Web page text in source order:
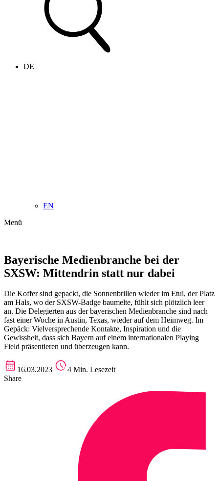
DE
EN
Menü
Bayerische Medienbranche bei der
SXSW: Mittendrin statt nur dabei
Die Koffer sind gepackt, die Sonnenbrillen wieder im Etui, der Platz
am Hals, wo der SXSW-Badge baumelte, fühlt sich plötzlich leer
an. Die Delegierten aus der bayerischen Medienbranche sind nach
fast einer Woche in Austin, Texas, wieder auf dem Heimweg. Im
Gepäck: Vielversprechende Kontakte, Inspiration und die
Gewissheit, dass sich Bayern auf einem internationalen Playing
Field präsentieren und überzeugen kann.
16.03.2023
4 Min. Lesezeit
Share